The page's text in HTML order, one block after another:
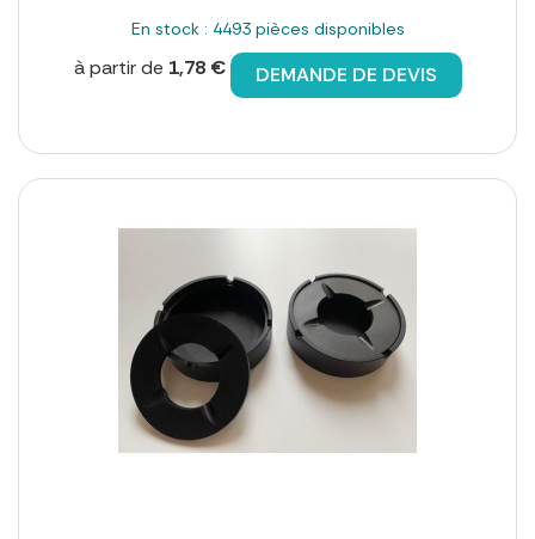
En stock : 4493 pièces disponibles
à partir de 1,78 € DEMANDE DE DEVIS